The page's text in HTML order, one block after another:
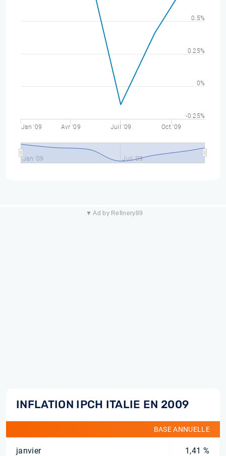
Jan '09 Avr '09 Juil '09 Oct '09
Jan '09 Juil '09
-0.25%
0%
0.25%
0.5%
▼ Ad by Refinery89
INFLATION IPCH ITALIE EN 2009
BASE ANNUELLE
janvier 1,41 %